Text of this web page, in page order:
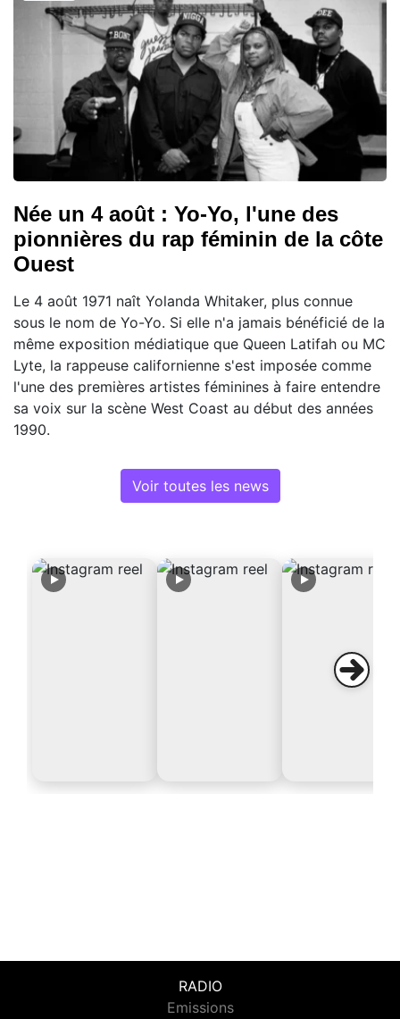
Née un 4 août : Yo-Yo, l'une des
pionnières du rap féminin de la côte
Ouest
Le 4 août 1971 naît Yolanda Whitaker, plus connue
sous le nom de Yo-Yo. Si elle n'a jamais bénéficié de la
même exposition médiatique que Queen Latifah ou MC
Lyte, la rappeuse californienne s'est imposée comme
l'une des premières artistes féminines à faire entendre
sa voix sur la scène West Coast au début des années
1990.
Voir toutes les news
RADIO
Emissions